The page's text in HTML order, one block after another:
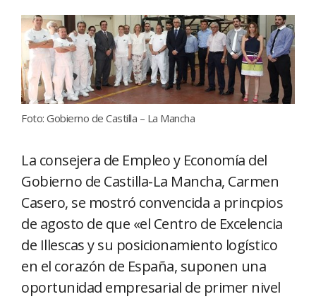
Foto: Gobierno de Castilla – La Mancha
La consejera de Empleo y Economía del
Gobierno de Castilla-La Mancha, Carmen
Casero, se mostró convencida a princpios
de agosto de que «el Centro de Excelencia
de Illescas y su posicionamiento logístico
en el corazón de España, suponen una
oportunidad empresarial de primer nivel